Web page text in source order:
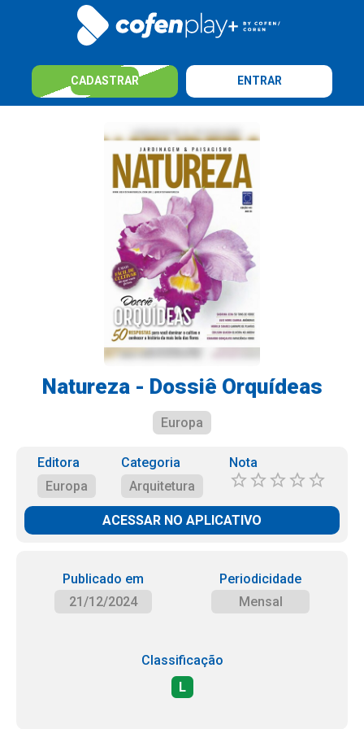
CADASTRAR ENTRAR
Natureza - Dossiê Orquídeas
Europa
Editora
Europa
Categoria
Arquitetura
Nota
ACESSAR NO APLICATIVO
Publicado em
21/12/2024
Periodicidade
Mensal
Classificação
L